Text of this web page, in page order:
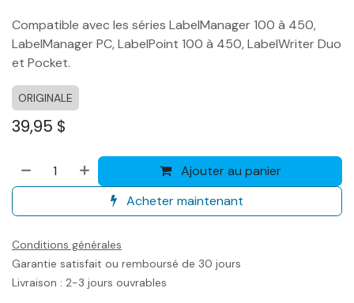
Compatible avec les séries LabelManager 100 à 450,
LabelManager PC, LabelPoint 100 à 450, LabelWriter Duo
et Pocket.
ORIGINALE
39,95 $
Ajouter au panier
Acheter maintenant
Conditions générales
Garantie satisfait ou remboursé de 30 jours
Livraison : 2-3 jours ouvrables